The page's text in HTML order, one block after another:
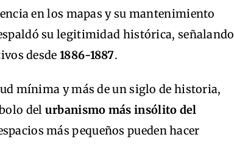
en los mapas y su mantenimiento
su legitimidad histórica, señalando
desde 1886-1887.
mínima y más de un siglo de historia,
del urbanismo más insólito del
más pequeños pueden hacer